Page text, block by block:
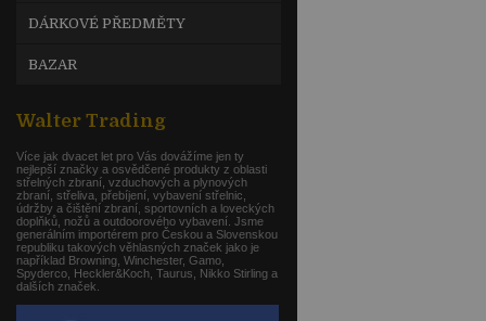
DÁRKOVÉ PŘEDMĚTY
BAZAR
Walter Trading
Více jak dvacet let pro Vás dovážíme jen ty
nejlepší značky a osvědčené produkty z oblasti
střelných zbraní, vzduchových a plynových
zbraní, střeliva, přebíjení, vybavení střelnic,
údržby a čištění zbraní, sportovních a loveckých
doplňků, nožů a outdoorového vybavení. Jsme
generálním importérem pro Českou a Slovenskou
republiku takových věhlasných značek jako je
například Browning, Winchester, Gamo,
Spyderco, Heckler&Koch, Taurus, Nikko Stirling a
dalších značek.